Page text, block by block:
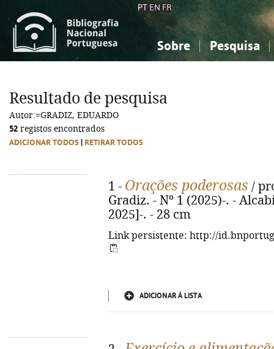
PT EN FR
Sobre Pesquisa
Ciências sociais...
Ciências sociais...
Resultado de pesquisa
Autor:=GRADIZ, EDUARDO
52 registos encontrados
ADICIONAR TODOS RETIRAR TODOS
1 - Orações poderosas /
Gradiz. - Nº 1 (2025)-. -
2025]-. - 28 cm
Link persistente: http://
ADICIONAR À LISTA